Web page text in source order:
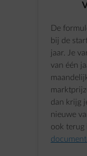
De
bij de
jaar. Je
van één
dan krijg
nieuwe
ook terug